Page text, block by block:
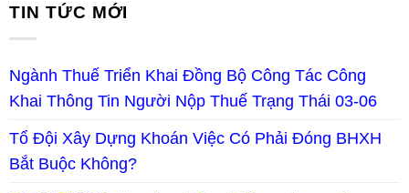
TIN TỨC MỚI
Ngành Thuế Triển Khai Đồng Bộ Công Tác Công
Khai Thông Tin Người Nộp Thuế Trạng Thái 03-06
Tổ Đội Xây Dựng Khoán Việc Có Phải Đóng BHXH
Bắt Buộc Không?